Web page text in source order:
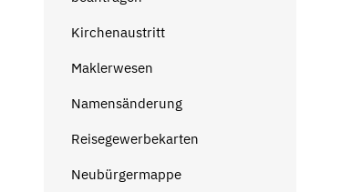
Kirchenaustritt
Maklerwesen
Namensänderung
Reisegewerbekarten
Neubürgermappe